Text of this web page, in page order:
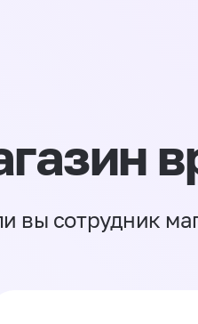
вы сотрудник